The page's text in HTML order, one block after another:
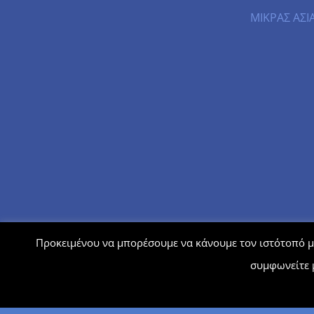
ΜΙΚΡΑΣ
Προκειμένου να μπορέσουμε να κάνουμε τον ιστότοπό
συμφωνείτε